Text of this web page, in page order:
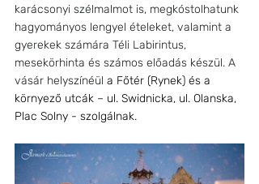
karácsonyi szélmalmot is, megkóstolhatunk
hagyományos lengyel ételeket, valamint a
gyerekek számára Téli Labirintus,
mesekörhinta és számos előadás készül. A
vásár helyszínéül a Főtér (Rynek) és a
környező utcák – ul. Swidnicka, ul. Olanska,
Plac Solny - szolgálnak.